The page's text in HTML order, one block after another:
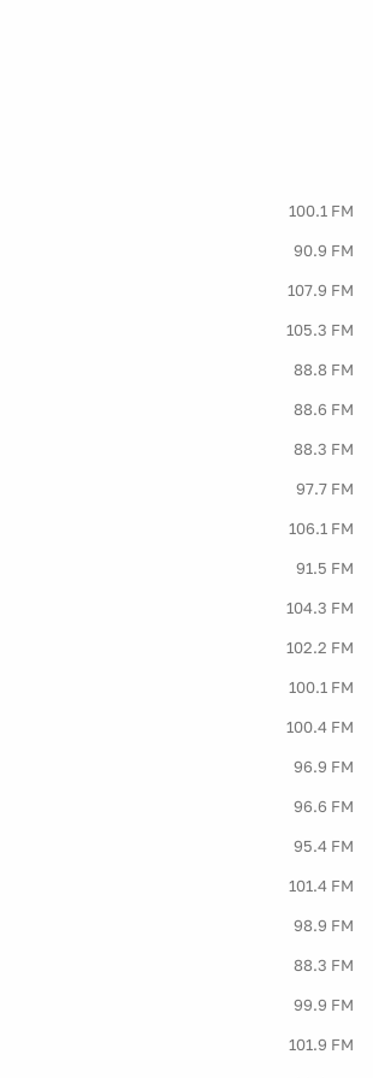
100.1 FM
90.9 FM
107.9 FM
105.3 FM
88.8 FM
88.6 FM
88.3 FM
97.7 FM
106.1 FM
91.5 FM
104.3 FM
102.2 FM
100.1 FM
100.4 FM
96.9 FM
96.6 FM
95.4 FM
101.4 FM
98.9 FM
88.3 FM
99.9 FM
101.9 FM